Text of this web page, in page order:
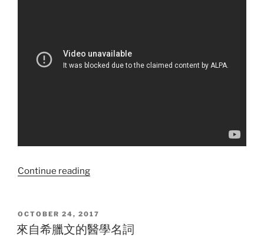
Continue reading“四
八
國
POSTED
ON
OCTOBER 24, 2017
來自希臘文的醫學名詞